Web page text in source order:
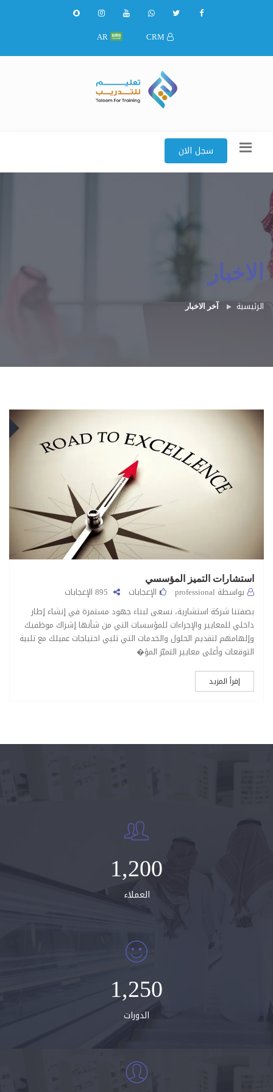
AR
سجل الان
الاخبار
الرئيسية آخر الاخبار
استشارات التميز المؤسسي
بواسطة professional الإعجابات
بصفتنا شركة استشارية، نسعى لبناء جهود مستمرة في إنشاء إطار
داخلي للمعايير والإجراءات للمؤسسات التي من شأنها إشراك موظفيك
وإلهامهم لتقديم الحلول والخدمات التي تلبي احتياجات عميلك مع تلبية
التوقعات وأعلى معايير التميّز المؤ�
إقرأ المزيد
1,200
العملاء
1,250
الدورات